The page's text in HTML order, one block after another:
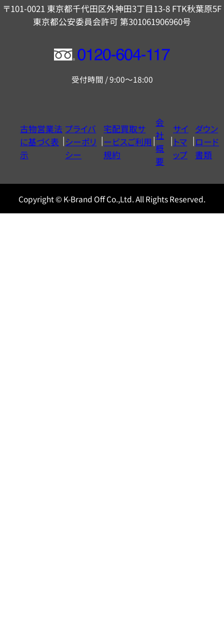
〒101-0021 東京都千代田区外神田3丁目13-8 FTK秋葉原5F
東京都公安委員会許可 第301061906960号
フ
ー
ヤ
ル
0120604117
受付時間 / 9:00～18:00
古物営業法
に基づく表
示
プライバ
シーポリ
シー
宅配買取サ
ービスご利用
規約
会
社
概
要
サイ
トマ
ップ
ダウン
ロード
書類
Copyright © K-Brand Off Co.,Ltd. All Rights Reserved.